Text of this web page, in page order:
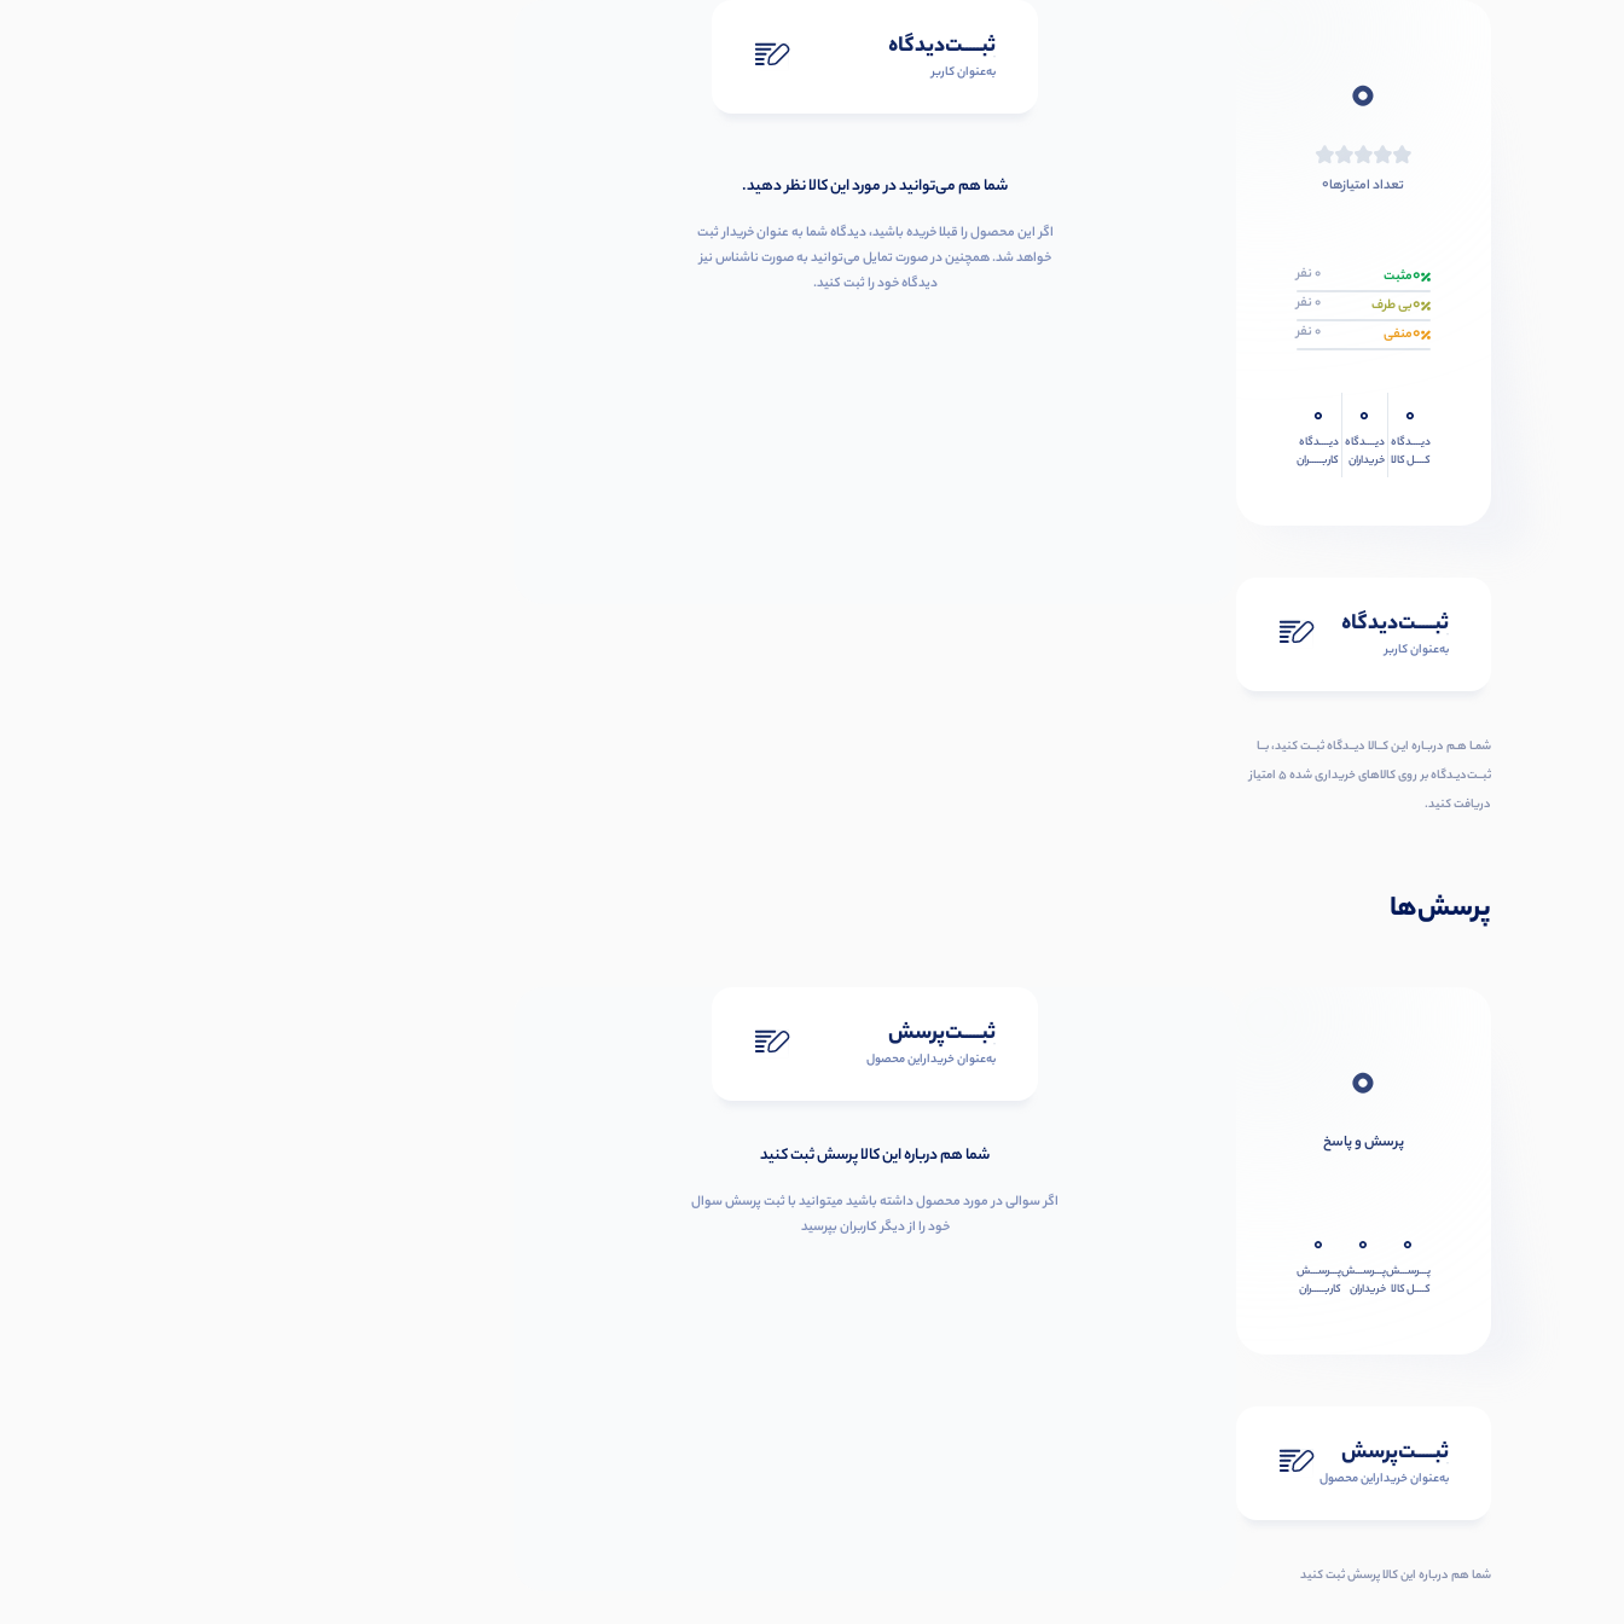
0
تعداد امتیازها0
0مثبت 0 نفر
0بی طرف 0 نفر
0منفی 0 نفر
0
دیــــدگاه
کــــل کالا
0
دیــــدگاه
خریداران
0
دیــــدگاه
کاربـــــران
ثبـــــت‌دیدگاه
به‌عنوان کاربر
شمـا هـم دربـاره ایـن کــالا دیــدگاه ثبــت کنید، بــا
ثبــت‌دیـدگاه بر روی کالاهای خریداری شده ۵ امتیاز
دریافت کنید.
ثبـــــت‌دیدگاه
به‌عنوان کاربر
شما هم می‌توانید در مورد این کالا نظر دهید.
اگر این محصول را قبلا خریده باشید، دیدگاه شما به عنوان خریدار ثبت
خواهد شد. همچنین در صورت تمایل می‌توانید به صورت ناشناس نیز
دیدگاه خود را ثبت کنید.
پرسش‌ها
0
پرسش و پاسخ
0
پـــرســـش
کــــل کالا
0
پـــرســـش
خریداران
0
پـــرســـش
کاربـــــران
ثبـــــت‌پرسش
به‌عنوان ‌خریدار‌این‌ محصول
شما هم درباره این کالا پرسش ثبت کنید
ثبـــــت‌پرسش
به‌عنوان ‌خریدار‌این‌ محصول
شما هم درباره این کالا پرسش ثبت کنید
اگر سوالی در مورد محصول داشته باشید میتوانید با ثبت پرسش سوال
خود را از دیگر کاربران بپرسید